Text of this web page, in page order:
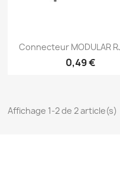
Aperçu
Connecteur MODULAR
0,49 €
Affichage 1-2 de 2 article(s)